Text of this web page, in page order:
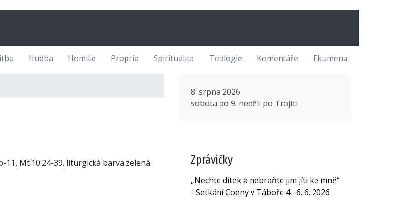
Hudba Homilie Propria Spiritualita Teologie Komentáře Ekumena
11, Mt 10:24-39, liturgická barva zelená.
8. srpna 2026
sobota po 9. neděli po Trojici
Zprávičky
„Nechte dítek a nebraňte jim jíti ke mně“
- Setkání Coeny v Táboře 4.–6. 6. 2026